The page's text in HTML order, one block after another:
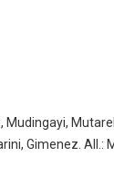
Gimenez. All.: